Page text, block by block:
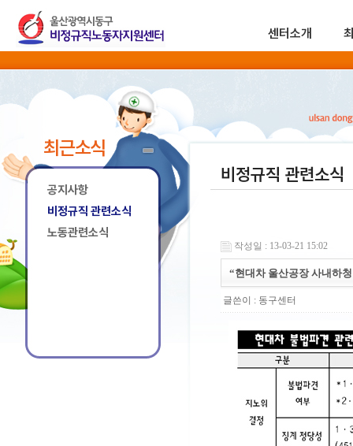
센터소개
최근소식
공지사항
비정규직 관련소식
노동관련소식
비정규직 관련소식
작성일 : 13-03-21 15:02
“현대차 울산공장 사내하
글쓴이 : 동구센터